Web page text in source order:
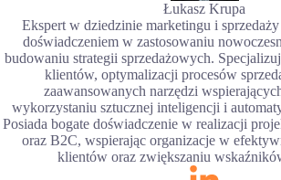
Łukasz Krupa
Ekspert w dziedzinie marketingu i
doświadczeniem w zastosowaniu
budowaniu strategii sprzedażowych.
klientów, optymalizacji procesów
zaawansowanych narzędzi
wykorzystaniu sztucznej inteligencji i
Posiada bogate doświadczenie w realizacji
oraz B2C, wspierając organizacje w
klientów oraz zwiększaniu